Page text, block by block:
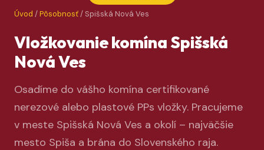
Úvod /Pôsobnosť/ Spišská Nová Ves
Vložkovanie komína Spišská
Nová Ves
Osadíme do vášho komína certifikované
nerezové alebo plastové PPs vložky. Pracujeme
v meste Spišská Nová Ves a okolí – najväčšie
mesto Spiša a brána do Slovenského raja.